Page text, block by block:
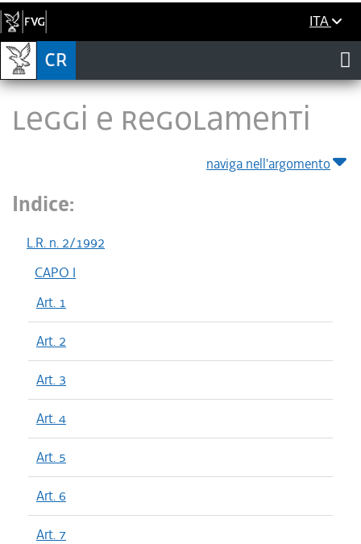
ITA
LEGGI E REGOLAMENTI
naviga nell'argomento
Indice:
L.R. n. 2/1992
CAPO I
Art. 1
Art. 2
Art. 3
Art. 4
Art. 5
Art. 6
Art. 7